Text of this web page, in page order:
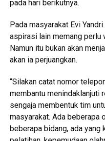
pada hari berikutnya.
Pada masyarakat Evi
aspirasi lain memang perlu
Namun itu bukan akan
akan ia perjuangkan.
“Silakan catat nomor
membantu menindaklanjuti
sengaja membentuk tim
masyarakat. Ada beberapa
beberapa bidang, ada